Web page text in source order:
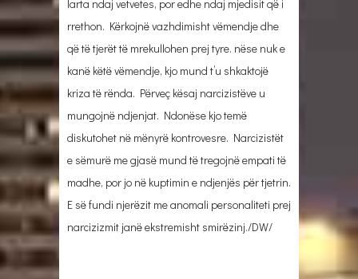
larta ndaj vetvetes, por edhe ndaj mjedisit që i
rrethon. Kërkojnë vazhdimisht vëmendje dhe
që të tjerët të mrekullohen prej tyre. nëse nuk e
kanë këtë vëmendje, kjo mund t’u shkaktojë
kriza të rënda. Përveç kësaj narcizistëve u
mungojnë ndjenjat. Ndonëse kjo temë
diskutohet në mënyrë kontrovesre. Narcizistët
e sëmurë me gjasë mund të tregojnë empati të
madhe, por jo në kuptimin e ndjenjës për tjetrin.
E së fundi njerëzit me anomali personaliteti prej
narcizizmit janë ekstremisht smirëzinj./DW/